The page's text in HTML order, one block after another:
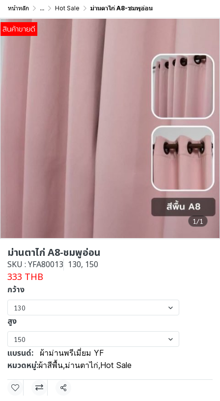
หน้าหลัก ... Hot Sale ม่านตาไก่ A8-ชมพูอ่อน
1/1
สินค้าขายดี
ม่านตาไก่ A8-ชมพูอ่อน
SKU : YFA80013 130, 150
333 THB
กว้าง
130
สูง
150
แบรนด์: ผ้าม่านพรีเมี่ยม YF
หมวดหมู่:ผ้าสีพื้น,ม่านตาไก่,Hot Sale
แชร์